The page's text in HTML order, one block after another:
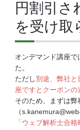
円割引さ
を受け取
オンデマンド講座
た。
ただし別途、弊社
座ですとクーポンの
そのため、まずは
（
「ウェブ解析士合